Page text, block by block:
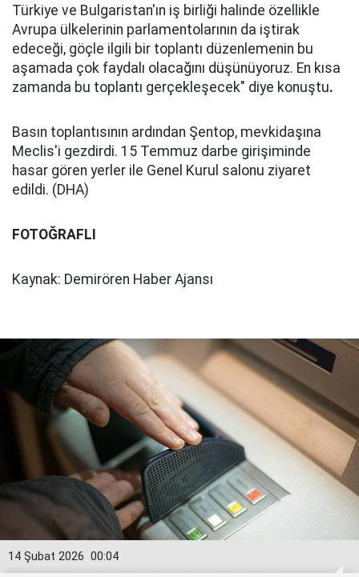
Türkiye ve Bulgaristan'ın iş birliği halinde özellikle
Avrupa ülkelerinin parlamentolarının da iştirak
edeceği, göçle ilgili bir toplantı düzenlemenin bu
aşamada çok faydalı olacağını düşünüyoruz. En kısa
zamanda bu toplantı gerçekleşecek" diye konuştu.
Basın toplantısının ardından Şentop, mevkidaşına
Meclis'i gezdirdi. 15 Temmuz darbe girişiminde
hasar gören yerler ile Genel Kurul salonu ziyaret
edildi. (DHA)
FOTOĞRAFLI
Kaynak: Demirören Haber Ajansı
00:04
14 Şubat 2026